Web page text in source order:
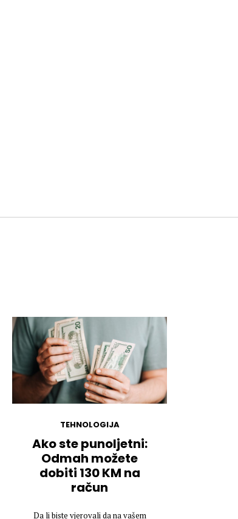
TEHNOLOGIJA
Ako ste punoljetni:
Odmah možete
dobiti 130 KM na
račun
Da li biste vjerovali da na vašem